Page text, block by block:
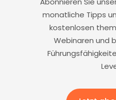
Abonnieren Sie
monatliche Tipps
kostenlosen
Webinaren und